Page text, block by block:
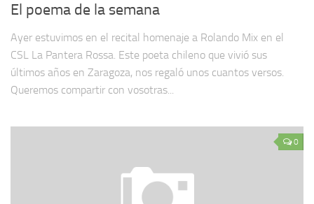
El poema de la semana
Ayer estuvimos en el recital homenaje a Rolando Mix en el
CSL La Pantera Rossa. Este poeta chileno que vivió sus
últimos años en Zaragoza, nos regaló unos cuantos versos.
Queremos compartir con vosotras...
0